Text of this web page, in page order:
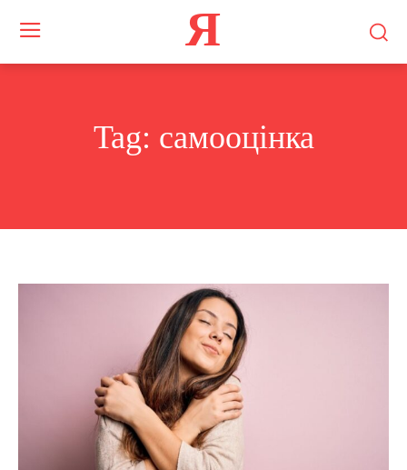
Я
Tag: самооцінка